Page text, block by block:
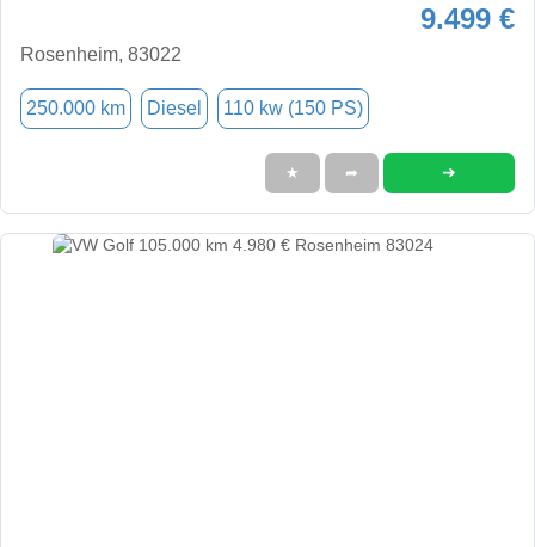
9.499 €
Rosenheim, 83022
250.000 km Diesel 110 kw (150 PS)
★ ➦ ➜